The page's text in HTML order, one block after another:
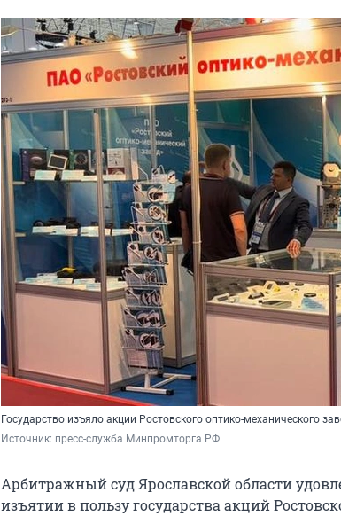
Государство изъяло акции Ростовского оптико-механического
Источник: пресс-служба Минпромторга РФ
Арбитражный суд Ярославской области
изъятии в пользу государства акций